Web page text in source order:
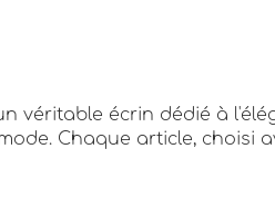
véritable écrin dédié à
Chaque article, choisi